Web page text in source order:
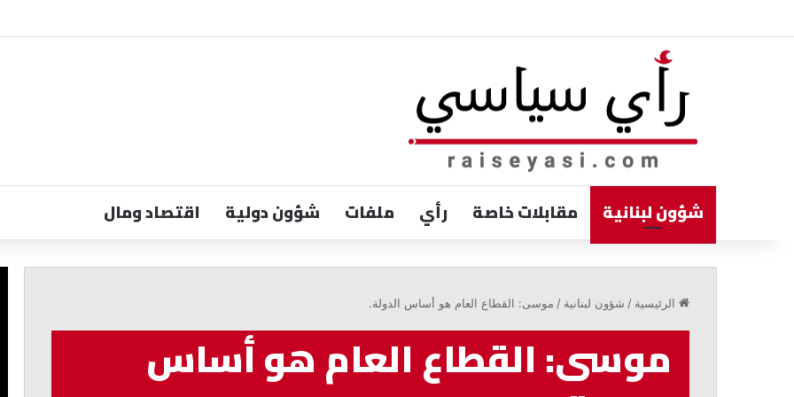
شؤون لبنانية مقابلات خاصة رأي ملفات شؤون دولية اقتصاد ومال
الرئيسية / شؤون لبنانية / موسى: القطاع العام هو أساس الدولة.
موسى: القطاع العام هو أساس
مبرر
لإبطاء
القرار
إلى
سياسي
وتشريعات